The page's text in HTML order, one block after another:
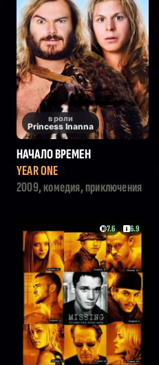
в роли
Princess Inanna
НАЧАЛО ВРЕМЕН
YEAR ONE
2009, комедия, приключения
7.6 6.9